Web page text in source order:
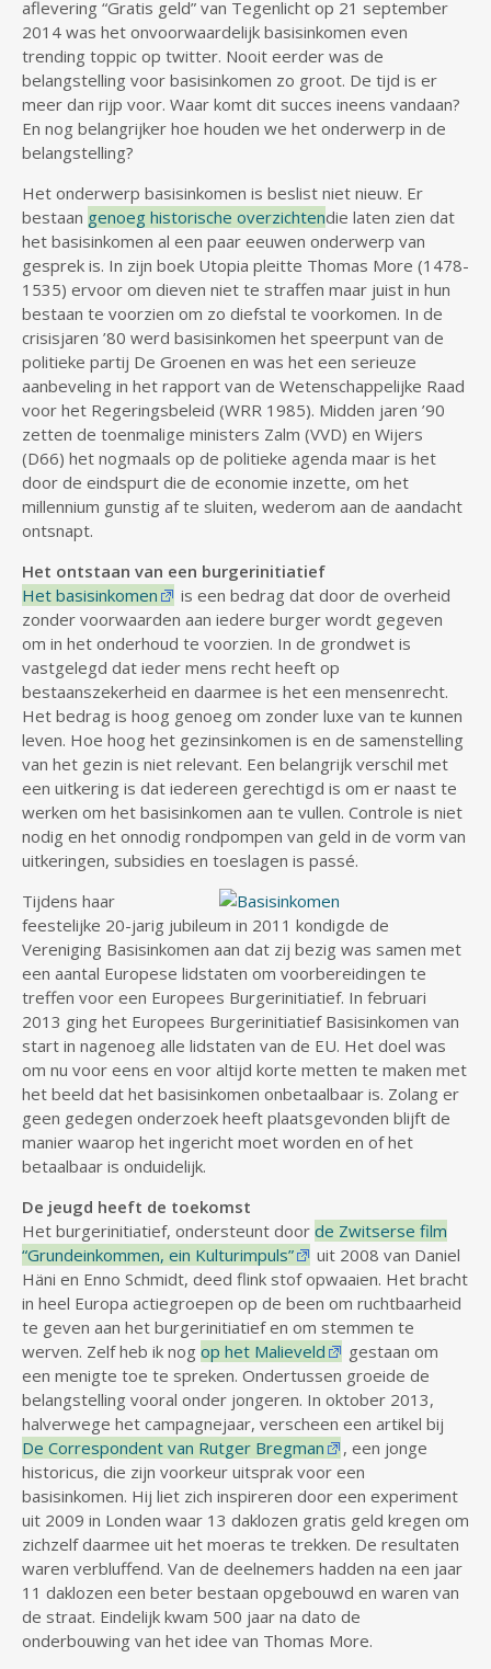
aflevering “Gratis geld” van Tegenlicht op 21 september
2014 was het onvoorwaardelijk basisinkomen even
trending toppic op twitter. Nooit eerder was de
belangstelling voor basisinkomen zo groot. De tijd is er
meer dan rijp voor. Waar komt dit succes ineens vandaan?
En nog belangrijker hoe houden we het onderwerp in de
belangstelling?
Het onderwerp basisinkomen is beslist niet nieuw. Er
bestaan genoeg historische overzichtendie laten zien dat
het basisinkomen al een paar eeuwen onderwerp van
gesprek is. In zijn boek Utopia pleitte Thomas More (1478-
1535) ervoor om dieven niet te straffen maar juist in hun
bestaan te voorzien om zo diefstal te voorkomen. In de
crisisjaren ’80 werd basisinkomen het speerpunt van de
politieke partij De Groenen en was het een serieuze
aanbeveling in het rapport van de Wetenschappelijke Raad
voor het Regeringsbeleid (WRR 1985). Midden jaren ’90
zetten de toenmalige ministers Zalm (VVD) en Wijers
(D66) het nogmaals op de politieke agenda maar is het
door de eindspurt die de economie inzette, om het
millennium gunstig af te sluiten, wederom aan de aandacht
ontsnapt.
Het ontstaan van een burgerinitiatief
Het basisinkomen
is een bedrag dat door de overheid
zonder voorwaarden aan iedere burger wordt gegeven
om in het onderhoud te voorzien. In de grondwet is
vastgelegd dat ieder mens recht heeft op
bestaanszekerheid en daarmee is het een mensenrecht.
Het bedrag is hoog genoeg om zonder luxe van te kunnen
leven. Hoe hoog het gezinsinkomen is en de samenstelling
van het gezin is niet relevant. Een belangrijk verschil met
een uitkering is dat iedereen gerechtigd is om er naast te
werken om het basisinkomen aan te vullen. Controle is niet
nodig en het onnodig rondpompen van geld in de vorm van
uitkeringen, subsidies en toeslagen is passé.
Tijdens haar
feestelijke 20-jarig jubileum in 2011 kondigde de
Vereniging Basisinkomen aan dat zij bezig was samen met
een aantal Europese lidstaten om voorbereidingen te
treffen voor een Europees Burgerinitiatief. In februari
2013 ging het Europees Burgerinitiatief Basisinkomen van
start in nagenoeg alle lidstaten van de EU. Het doel was
om nu voor eens en voor altijd korte metten te maken met
het beeld dat het basisinkomen onbetaalbaar is. Zolang er
geen gedegen onderzoek heeft plaatsgevonden blijft de
manier waarop het ingericht moet worden en of het
betaalbaar is onduidelijk.
De jeugd heeft de toekomst
Het burgerinitiatief, ondersteunt door de Zwitserse film
“Grundeinkommen, ein Kulturimpuls”
uit 2008 van Daniel
Häni en Enno Schmidt, deed flink stof opwaaien. Het bracht
in heel Europa actiegroepen op de been om ruchtbaarheid
te geven aan het burgerinitiatief en om stemmen te
werven. Zelf heb ik nog op het Malieveld
gestaan om
een menigte toe te spreken. Ondertussen groeide de
belangstelling vooral onder jongeren. In oktober 2013,
halverwege het campagnejaar, verscheen een artikel bij
De Correspondent van Rutger Bregman
, een jonge
historicus, die zijn voorkeur uitsprak voor een
basisinkomen. Hij liet zich inspireren door een experiment
uit 2009 in Londen waar 13 daklozen gratis geld kregen om
zichzelf daarmee uit het moeras te trekken. De resultaten
waren verbluffend. Van de deelnemers hadden na een jaar
11 daklozen een beter bestaan opgebouwd en waren van
de straat. Eindelijk kwam 500 jaar na dato de
onderbouwing van het idee van Thomas More.